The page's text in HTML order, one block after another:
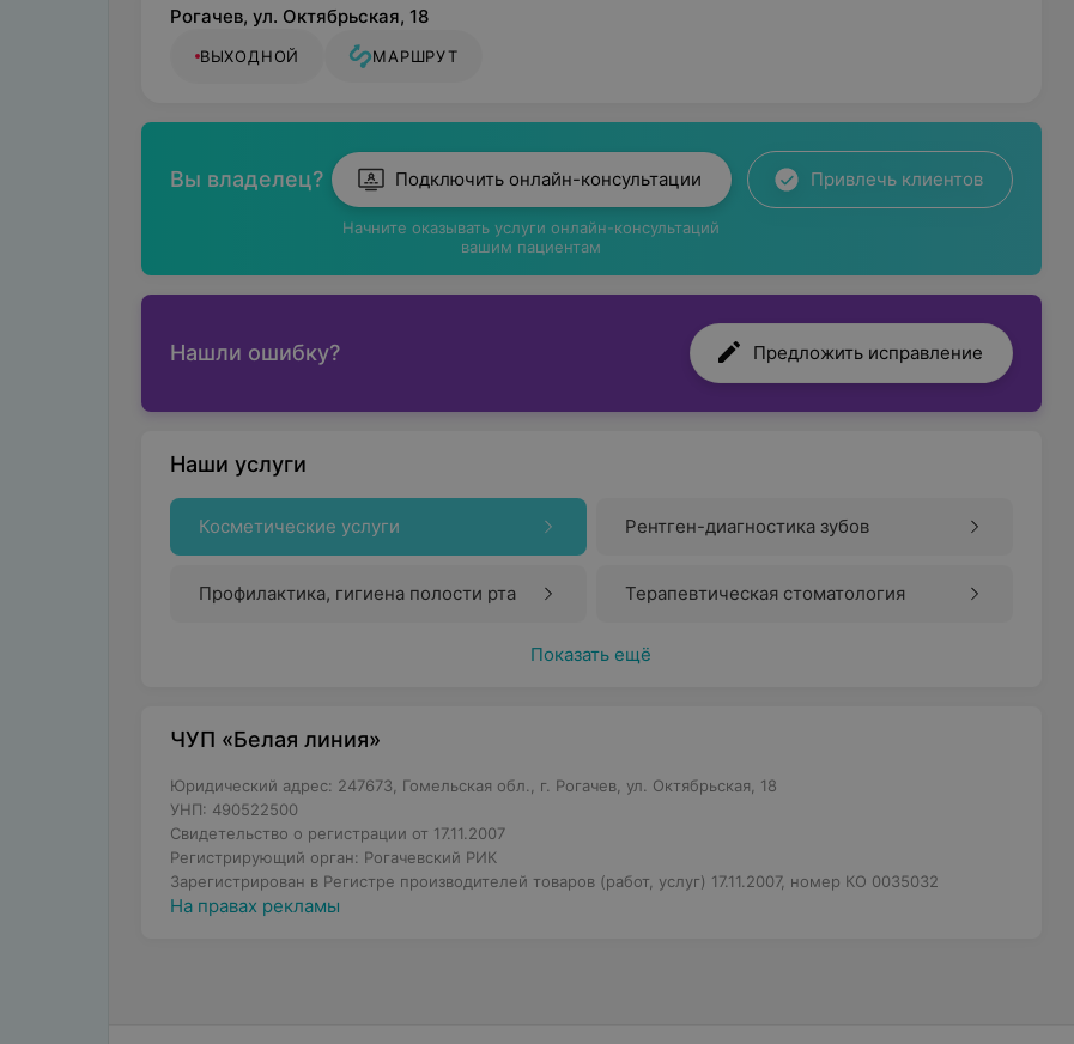
Рогачев, ул. Октябрьская, 18
ВЫХОДНОЙ МАРШРУТ
Вы владелец? Подключить онлайн-консультации
Начните оказывать услуги онлайн-консультаций
вашим пациентам
Привлечь клиентов
Нашли ошибку? Предложить исправление
Наши услуги
Косметические услуги Рентген-диагностика зубов
Профилактика, гигиена полости рта Терапевтическая стоматология
Показать ещё
ЧУП «Белая линия»
Юридический адрес: 247673, Гомельская обл., г. Рогачев, ул. Октябрьская, 18
УНП: 490522500
Свидетельство о регистрации от 17.11.2007
Регистрирующий орган: Рогачевский РИК
Зарегистрирован в Регистре производителей товаров (работ, услуг) 17.11.2007, номер КО 0035032
На правах рекламы